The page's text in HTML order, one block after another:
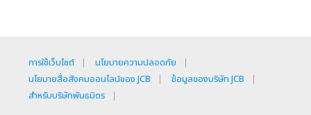
การใช้เว็บไซต์
นโยบายความปลอดภัย
นโยบายสื่อสังคมออนไลน์ของ JCB
ข้อมูลของบริษัท JCB
สำหรับบริษัทพันธมิตร